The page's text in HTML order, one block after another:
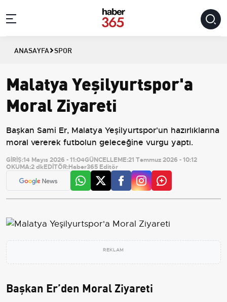
ANASAYFA SPOR
Malatya Yeşilyurtspor'a
Moral Ziyareti
Başkan Sami Er, Malatya Yeşilyurtspor'un hazırlıklarına
moral vererek futbolun geleceğine vurgu yaptı.
GİRİŞ:14 Mayıs 2026 - 11:04GÜNCELLEME:21 Temmuz 2026 - 10:12
OKUMA:2 dkEDİTÖR:Haber365 Editör
REKLAM
Başkan Er’den Moral Ziyareti